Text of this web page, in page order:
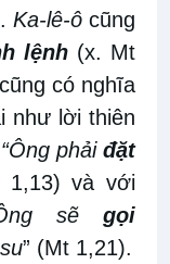
Ka-lê-ôcũng
lệnh(x. Mt
có nghĩa
như lời thiên
“Ông phải đặt
và với
sẽgọi
” (Mt 1,21).